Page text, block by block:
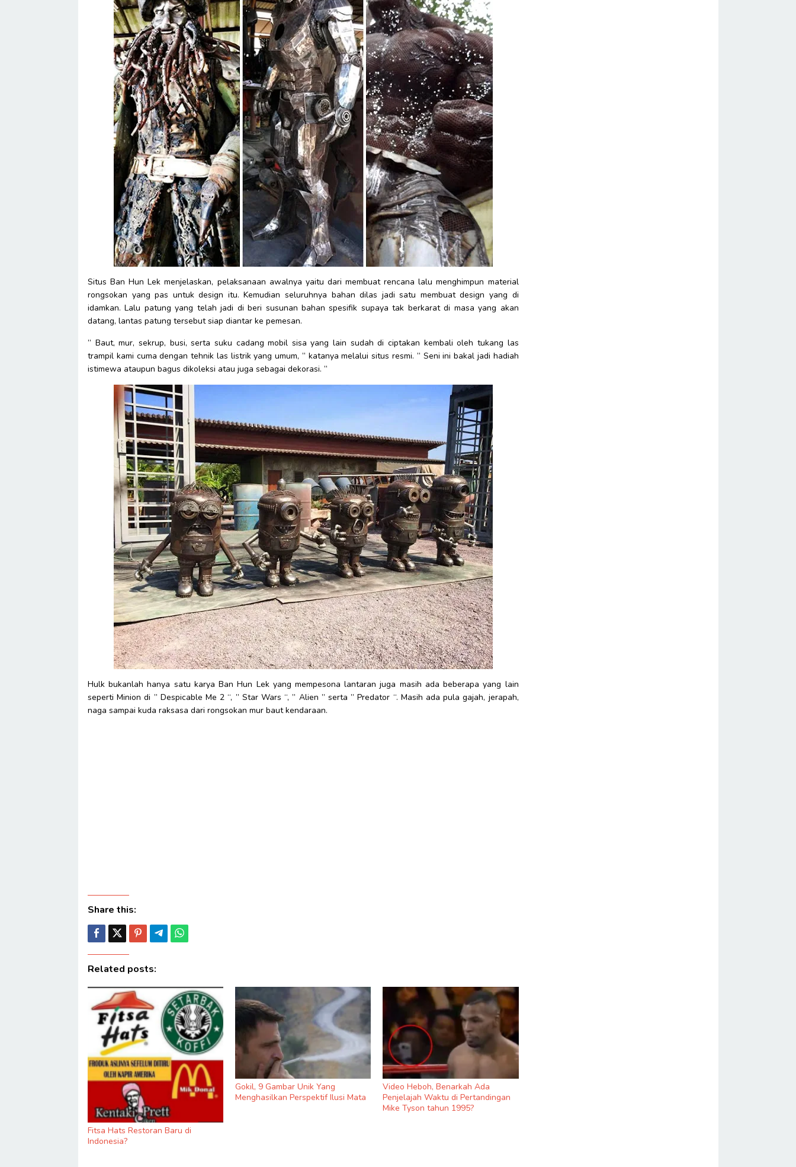
Situs Ban Hun Lek menjelaskan, pelaksanaan awalnya yaitu dari membuat rencana lalu menghimpun material
rongsokan yang pas untuk design itu. Kemudian seluruhnya bahan dilas jadi satu membuat design yang di
idamkan. Lalu patung yang telah jadi di beri susunan bahan spesifik supaya tak berkarat di masa yang akan
datang, lantas patung tersebut siap diantar ke pemesan.
” Baut, mur, sekrup, busi, serta suku cadang mobil sisa yang lain sudah di ciptakan kembali oleh tukang las
trampil kami cuma dengan tehnik las listrik yang umum, ” katanya melalui situs resmi. ” Seni ini bakal jadi hadiah
istimewa ataupun bagus dikoleksi atau juga sebagai dekorasi. ”
Hulk bukanlah hanya satu karya Ban Hun Lek yang mempesona lantaran juga masih ada beberapa yang lain
seperti Minion di ” Despicable Me 2 “, ” Star Wars “, ” Alien ” serta ” Predator “. Masih ada pula gajah, jerapah,
naga sampai kuda raksasa dari rongsokan mur baut kendaraan.
Share this:
Related posts:
Fitsa Hats Restoran Baru di
Indonesia?
Gokil, 9 Gambar Unik Yang
Menghasilkan Perspektif Ilusi Mata
Video Heboh, Benarkah Ada
Penjelajah Waktu di Pertandingan
Mike Tyson tahun 1995?